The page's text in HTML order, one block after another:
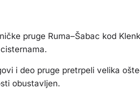
pruge Ruma–Šabac kod
i deo pruge pretrpeli velika
obustavljen.